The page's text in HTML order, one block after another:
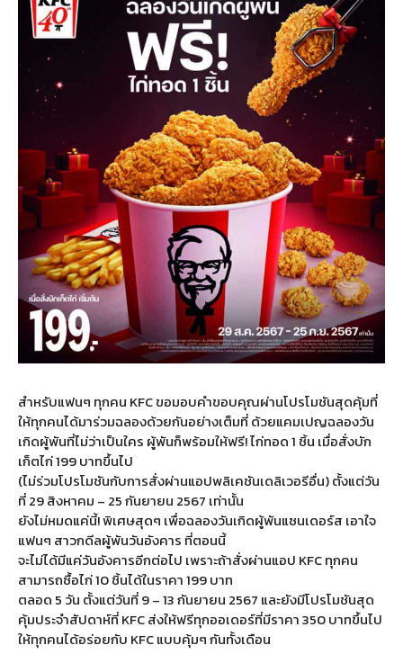
สำหรับแฟนๆ ทุกคน KFC ขอมอบคำขอบคุณผ่านโปรโมชันสุดคุ้มที่
ให้ทุกคนได้มาร่วมฉลองด้วยกันอย่างเต็มที่ ด้วยแคมเปญฉลองวัน
เกิดผู้พันที่ไม่ว่าเป็นใคร ผู้พันก็พร้อมให้ฟรี! ไก่ทอด 1 ชิ้น เมื่อสั่งบัก
เก็ตไก่ 199 บาทขึ้นไป
(ไม่ร่วมโปรโมชันกับการสั่งผ่านแอปพลิเคชันเดลิเวอรีอื่น) ตั้งแต่วัน
ที่ 29 สิงหาคม – 25 กันยายน 2567 เท่านั้น
ยังไม่หมดแค่นี้! พิเศษสุดๆ เพื่อฉลองวันเกิดผู้พันแซนเดอร์ส เอาใจ
แฟนๆ สาวกดีลผู้พันวันอังคาร ที่ตอนนี้
จะไม่ได้มีแค่วันอังคารอีกต่อไป เพราะถ้าสั่งผ่านแอป KFC ทุกคน
สามารถซื้อไก่ 10 ชิ้นได้ในราคา 199 บาท
ตลอด 5 วัน ตั้งแต่วันที่ 9 – 13 กันยายน 2567 และยังมีโปรโมชันสุด
คุ้มประจำสัปดาห์ที่ KFC ส่งให้ฟรีทุกออเดอร์ที่มีราคา 350 บาทขึ้นไป
ให้ทุกคนได้อร่อยกับ KFC แบบคุ้มๆ กันทั้งเดือน